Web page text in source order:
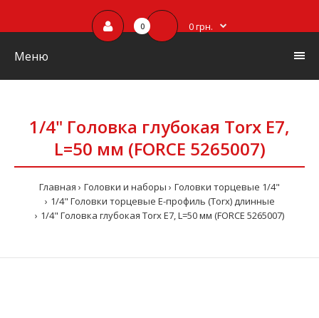
0 0 грн.
Меню
1/4" Головка глубокая Torx E7,
L=50 мм (FORCE 5265007)
Главная Головки и наборы
Головки торцевые 1/4"
1/4" Головки торцевые Е-профиль (Torx) длинные
1/4" Головка глубокая Torx E7, L=50 мм (FORCE 5265007)